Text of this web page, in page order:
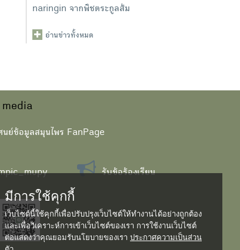
naringin จากพืชตระกูลส้ม
อ่านข่าวทั้งหมด
นย์ข้อมูลสมุนไพร FanPage
รับข้อร้องเรียน
มีการใช้คุกกี้
เว็บไซต์นี้ใช้คุกกี้เพื่อปรับปรุงเว็บไซต์ให้ทำงานได้อย่างถูกต้อง
และเพื่อวิเคราะห์การเข้าเว็บไซต์ของเรา การใช้งานเว็บไซต์
ต่อแสดงว่าคุณยอมรับนโยบายของเรา ประกาศความเป็นส่วน